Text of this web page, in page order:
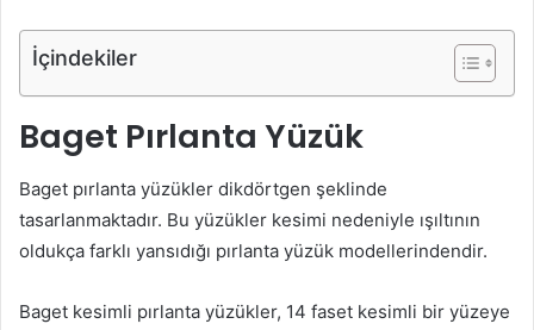
İçindekiler
Baget Pırlanta Yüzük
Baget pırlanta yüzükler dikdörtgen şeklinde
tasarlanmaktadır. Bu yüzükler kesimi nedeniyle ışıltının
oldukça farklı yansıdığı pırlanta yüzük modellerindendir.
Baget kesimli pırlanta yüzükler, 14 faset kesimli bir yüzeye